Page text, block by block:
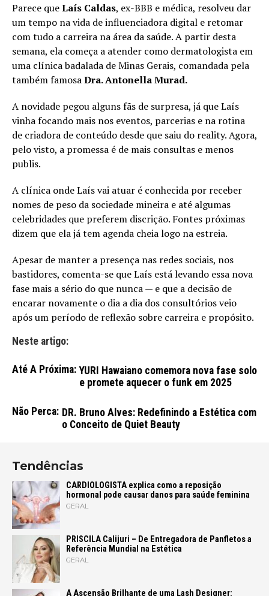
Parece queLaís Caldas, ex-BBB e médica, resolveu dar
um tempo na vida de influenciadora digital e retomar
com tudo a carreira na área da saúde. A partir desta
semana, ela começa a atender como dermatologista em
uma clínica badalada de Minas Gerais, comandada pela
também famosaDra. Antonella Murad.
A novidade pegou alguns fãs de surpresa, já que Laís
vinha focando mais nos eventos, parcerias e na rotina
de criadora de conteúdo desde que saiu do reality. Agora,
pelo visto, a promessa é de mais consultas e menos
publis.
A clínica onde Laís vai atuar é conhecida por receber
nomes de peso da sociedade mineira e até algumas
celebridades que preferem discrição. Fontes próximas
dizem que ela já tem agenda cheia logo na estreia.
Apesar de manter a presença nas redes sociais, nos
bastidores, comenta-se que Laís está levando essa nova
fase mais a sério do que nunca — e que a decisão de
encarar novamente o dia a dia dos consultórios veio
após um período de reflexão sobre carreira e propósito.
Neste artigo:
Até A Próxima: YURI Hawaiano comemora nova fase solo
e promete aquecer o funk em 2025
Não Perca: DR. Bruno Alves: Redefinindo a Estética com
o Conceito de Quiet Beauty
Tendências
CARDIOLOGISTA explica como a reposição
hormonal pode causar danos para saúde feminina
GERAL
PRISCILA Calijuri – De Entregadora de Panfletos a
Referência Mundial na Estética
GERAL
A Ascensão Brilhante de uma Lash Designer: